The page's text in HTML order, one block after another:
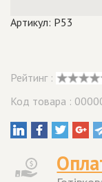
Артикул: P53
Рейтинг :
Код товара :